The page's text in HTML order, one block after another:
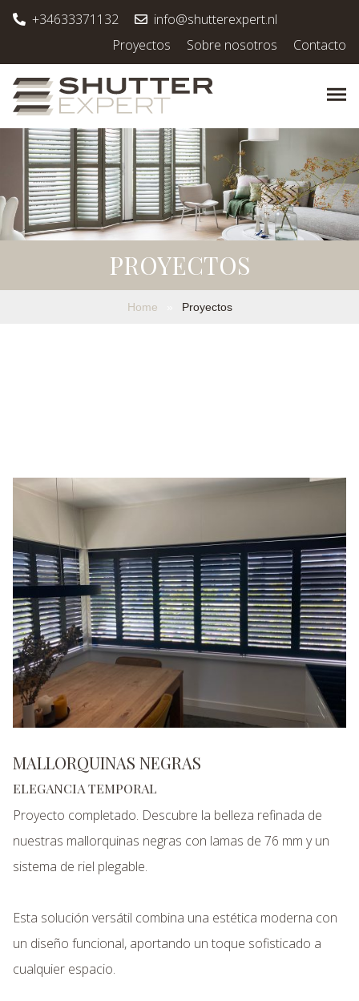
+34633371132
info@shutterexpert.nl
Proyectos
Sobre nosotros Contacto
PROYECTOS
Home Proyectos
MALLORQUINAS NEGRAS
ELEGANCIA TEMPORAL
Proyecto completado. Descubre la belleza refinada de
nuestras mallorquinas negras con lamas de 76 mm y un
sistema de riel plegable.
Esta solución versátil combina una estética moderna con
un diseño funcional, aportando un toque sofisticado a
cualquier espacio.